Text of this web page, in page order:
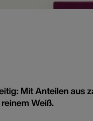
Mit Anteilen aus
Weiß.